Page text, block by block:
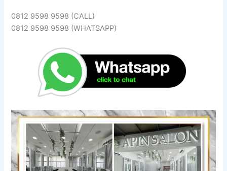
0812 9598 9598 (CALL)
0812 9598 9598 (WHATSAPP)